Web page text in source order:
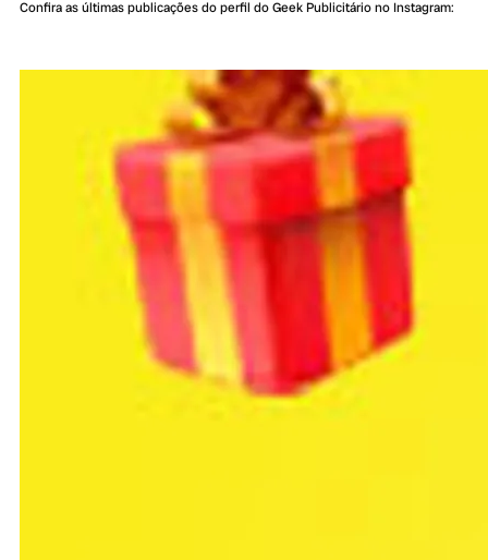
Confira as últimas publicações do perfil do Geek Publicitário no Instagram: